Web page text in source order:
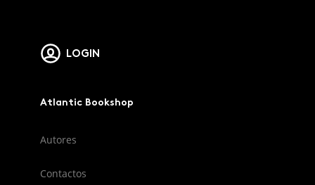
LOGIN
Atlantic Bookshop
Autores
Contactos